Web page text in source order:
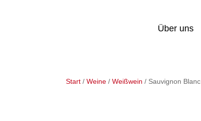
Über uns
Start /Weine /Weißwein / Sauvignon Blanc